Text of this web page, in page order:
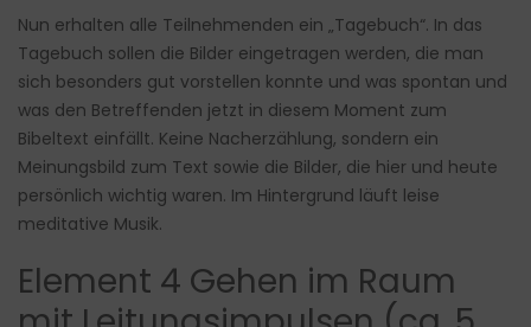
Nun erhalten alle Teilnehmenden ein „Tagebuch“. In das
Tagebuch sollen die Bilder eingetragen werden, die man
sich besonders gut vorstellen konnte und was spontan und
was den Betreffenden jetzt in diesem Moment zum
Bibeltext einfällt. Keine Nacherzählung, sondern ein
Meinungsbild zum Text sowie die Bilder, die hier und heute
persönlich wichtig waren. Im Hintergrund läuft leise
meditative Musik.
Element 4 Gehen im Raum